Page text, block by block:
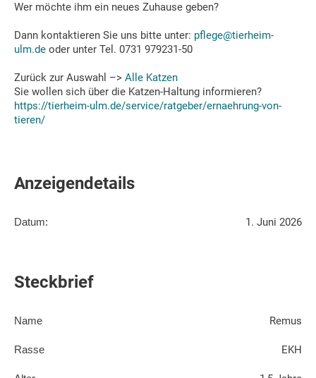
Wer möchte ihm ein neues Zuhause geben?
Dann kontaktieren Sie uns bitte unter: pflege@tierheim-
ulm.de oder unter Tel. 0731 979231-50
Zurück zur Auswahl –> Alle Katzen
Sie wollen sich über die Katzen-Haltung informieren?
https://tierheim-ulm.de/service/ratgeber/ernaehrung-von-
tieren/
Anzeigendetails
Datum: 1. Juni 2026
Steckbrief
Name Remus
Rasse EKH